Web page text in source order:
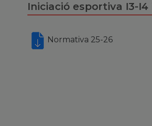
Iniciació esportiva I3-I4
Normativa 25-26